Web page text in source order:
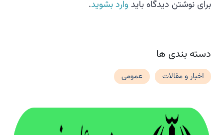
برای نوشتن دیدگاه باید وارد بشوید.
دسته بندی ها
اخبار و مقالات عمومی